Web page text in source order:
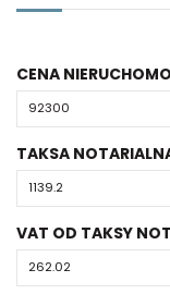
CENA
TAKSA
VAT OD TAKSY